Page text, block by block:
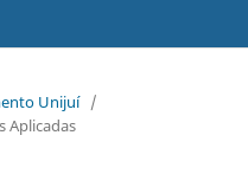
Unijuí /
Aplicadas